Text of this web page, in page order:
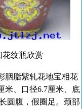
纹瓶欣赏
脂紫轧花地宝相花
米、口径6.7厘米、底
圆腹，假圈足。颈部